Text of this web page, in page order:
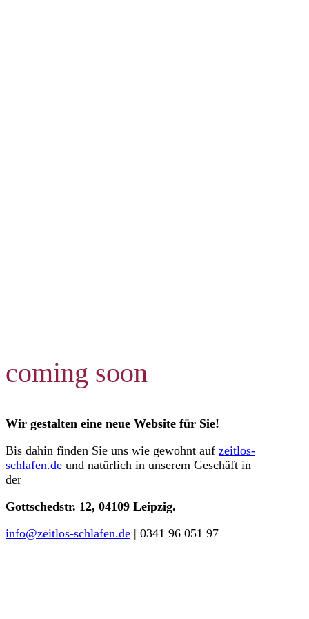
coming soon
Wir gestalten eine neue Website für Sie!
Bis dahin finden Sie uns wie gewohnt auf zeitlos-
schlafen.de und natürlich in unserem Geschäft in
der
Gottschedstr. 12, 04109 Leipzig.
info@zeitlos-schlafen.de | 0341 96 051 97